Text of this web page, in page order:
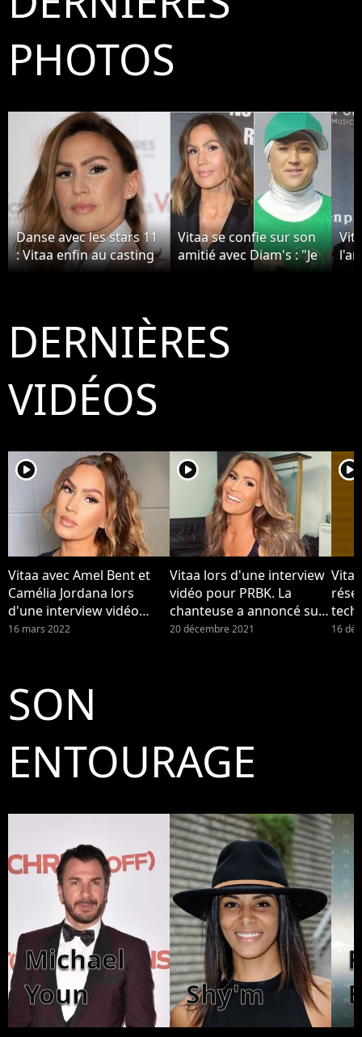
PHOTOS
Danse avec les stars 11
: Vitaa enfin au casting
? Pourquoi ça n'arrivera
Vitaa se confie sur son
amitié avec Diam's : "Je
l'ai vue beaucoup
DERNIÈRES
VIDÉOS
player2
Vitaa avec Amel Bent et
Camélia Jordana lors
d'une interview vidéo
pour PRBK. Vitaa maman :
du bébé.
16 mars 2022
player2
Vitaa lors d'une interview
vidéo pour PRBK. La
chanteuse a annoncé sur
Instagram être enceinte
20 décembre 2021
player2
16
SON
ENTOURAGE
Michael
Youn
Shy'm